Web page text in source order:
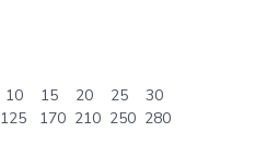
10 15 20 25 30
170 210 250 280